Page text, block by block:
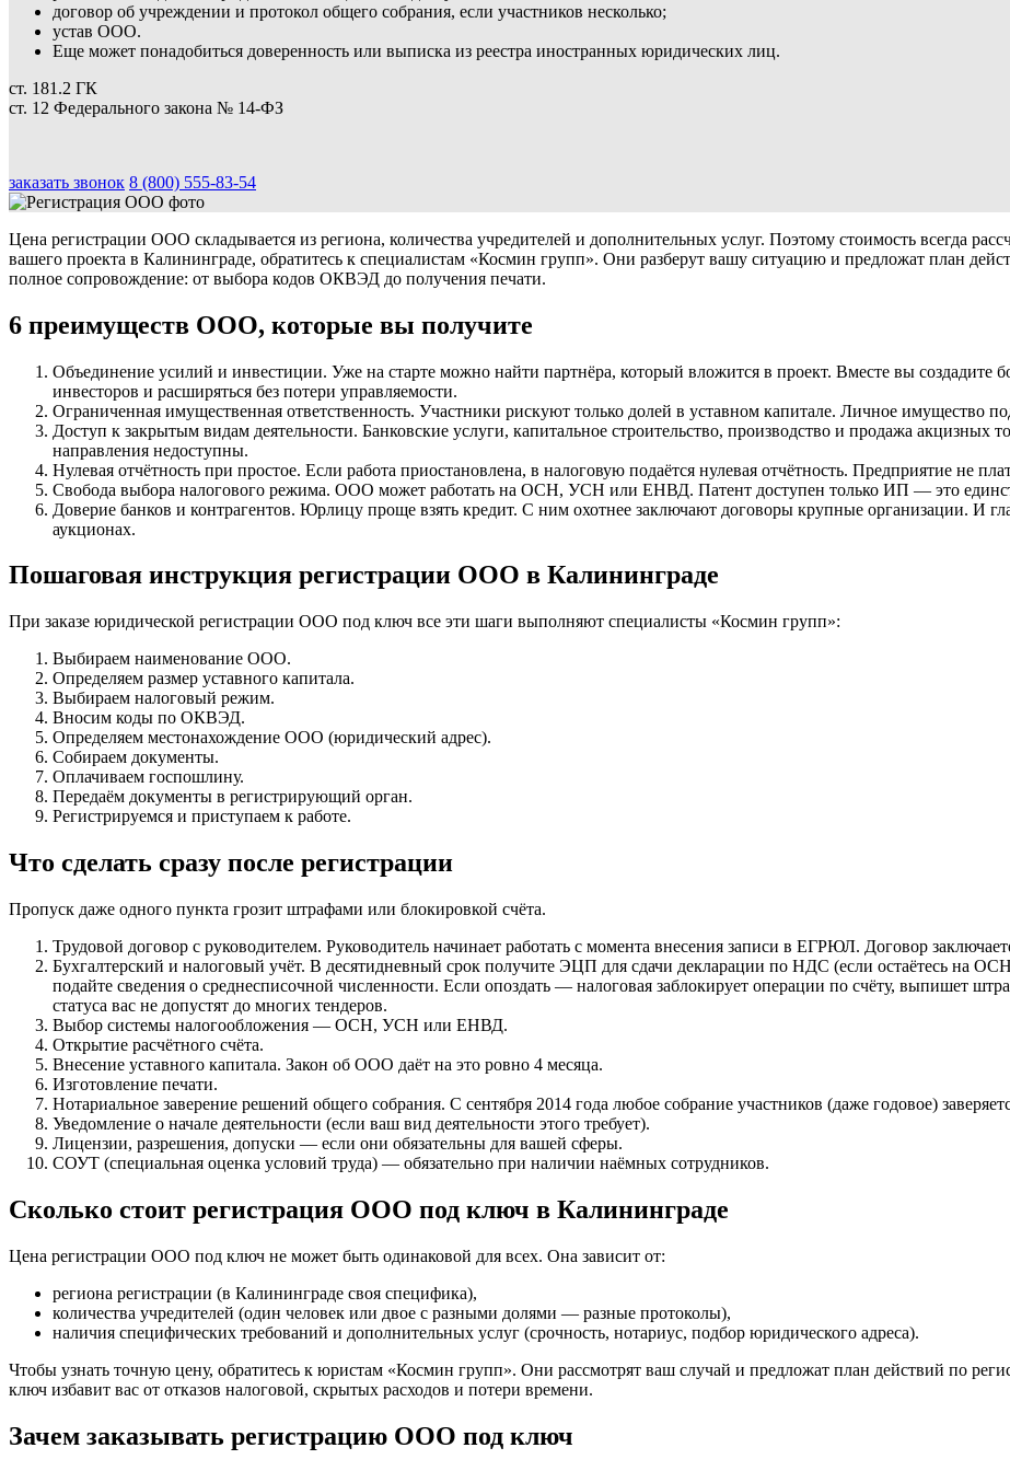
договор об учреждении и протокол общего собрания, если участников несколько;
устав ООО.
Еще может понадобиться доверенность или выписка из реестра иностранных юридических лиц.
ст. 181.2 ГК
ст. 12 Федерального закона № 14-ФЗ
заказать звонок 8 (800) 555-83-54
Цена регистрации ООО складывается из региона, количества учредителей и дополнительных услуг. Поэтому стоимость всегда
вашего проекта в Калининграде, обратитесь к специалистам «Космин групп». Они разберут вашу ситуацию и предложат план
полное сопровождение: от выбора кодов ОКВЭД до получения печати.
6 преимуществ ООО, которые вы получите
Объединение усилий и инвестиции. Уже на старте можно найти партнёра, который вложится в проект. Вместе вы
инвесторов и расширяться без потери управляемости.
Ограниченная имущественная ответственность. Участники рискуют только долей в уставном капитале. Личное имущество
Доступ к закрытым видам деятельности. Банковские услуги, капитальное строительство, производство и продажа акцизных
направления недоступны.
Нулевая отчётность при простое. Если работа приостановлена, в налоговую подаётся нулевая отчётность. Предприятие не
Свобода выбора налогового режима. ООО может работать на ОСН, УСН или ЕНВД. Патент доступен только ИП — это
Доверие банков и контрагентов. Юрлицу проще взять кредит. С ним охотнее заключают договоры крупные организации. И
аукционах.
Пошаговая инструкция регистрации ООО в Калининграде
При заказе юридической регистрации ООО под ключ все эти шаги выполняют специалисты «Космин групп»:
Выбираем наименование ООО.
Определяем размер уставного капитала.
Выбираем налоговый режим.
Вносим коды по ОКВЭД.
Определяем местонахождение ООО (юридический адрес).
Собираем документы.
Оплачиваем госпошлину.
Передаём документы в регистрирующий орган.
Регистрируемся и приступаем к работе.
Что сделать сразу после регистрации
Пропуск даже одного пункта грозит штрафами или блокировкой счёта.
Трудовой договор с руководителем. Руководитель начинает работать с момента внесения записи в ЕГРЮЛ. Договор
Бухгалтерский и налоговый учёт. В десятидневный срок получите ЭЦП для сдачи декларации по НДС (если остаётесь на
подайте сведения о среднесписочной численности. Если опоздать — налоговая заблокирует операции по счёту, выпишет
статуса вас не допустят до многих тендеров.
Выбор системы налогообложения — ОСН, УСН или ЕНВД.
Открытие расчётного счёта.
Внесение уставного капитала. Закон об ООО даёт на это ровно 4 месяца.
Изготовление печати.
Нотариальное заверение решений общего собрания. С сентября 2014 года любое собрание участников (даже годовое)
Уведомление о начале деятельности (если ваш вид деятельности этого требует).
Лицензии, разрешения, допуски — если они обязательны для вашей сферы.
СОУТ (специальная оценка условий труда) — обязательно при наличии наёмных сотрудников.
Сколько стоит регистрация ООО под ключ в Калининграде
Цена регистрации ООО под ключ не может быть одинаковой для всех. Она зависит от:
региона регистрации (в Калининграде своя специфика),
количества учредителей (один человек или двое с разными долями — разные протоколы),
наличия специфических требований и дополнительных услуг (срочность, нотариус, подбор юридического адреса).
Чтобы узнать точную цену, обратитесь к юристам «Космин групп». Они рассмотрят ваш случай и предложат план действий по
ключ избавит вас от отказов налоговой, скрытых расходов и потери времени.
Зачем заказывать регистрацию ООО под ключ